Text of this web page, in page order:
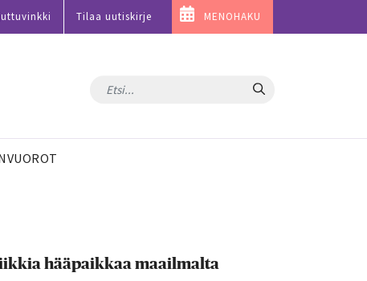
Tilaa uutiskirje MENOHAKU
Hae
hääpaikkaa maailmalta